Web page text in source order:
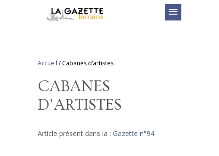
menu
Accueil /Cabanes d’artistes
CABANES
D’ARTISTES
Article présent dans la : Gazette n°94